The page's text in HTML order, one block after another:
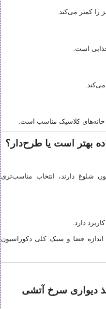
را کمتر می‌کند.
است.
کلاسیک مناسب است.
بهتر است یا طرح‌دار؟
شلوغ دارند، انتخاب مناسب‌تری
دارد.
اندازه فضا و سبک کلی دکوراسیون
دیواری سرخ آتشی